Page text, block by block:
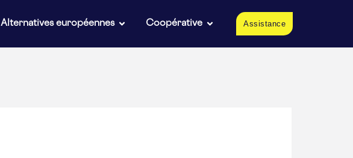
Alternatives européennes Coopérative Assistance